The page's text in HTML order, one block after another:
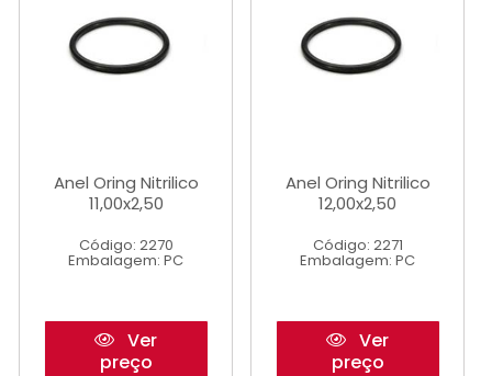
Anel Oring Nitrilico
11,00x2,50
Código: 2270
Embalagem: PC
Ver
preço
Anel Oring Nitrilico
12,00x2,50
Código: 2271
Embalagem: PC
Ver
preço